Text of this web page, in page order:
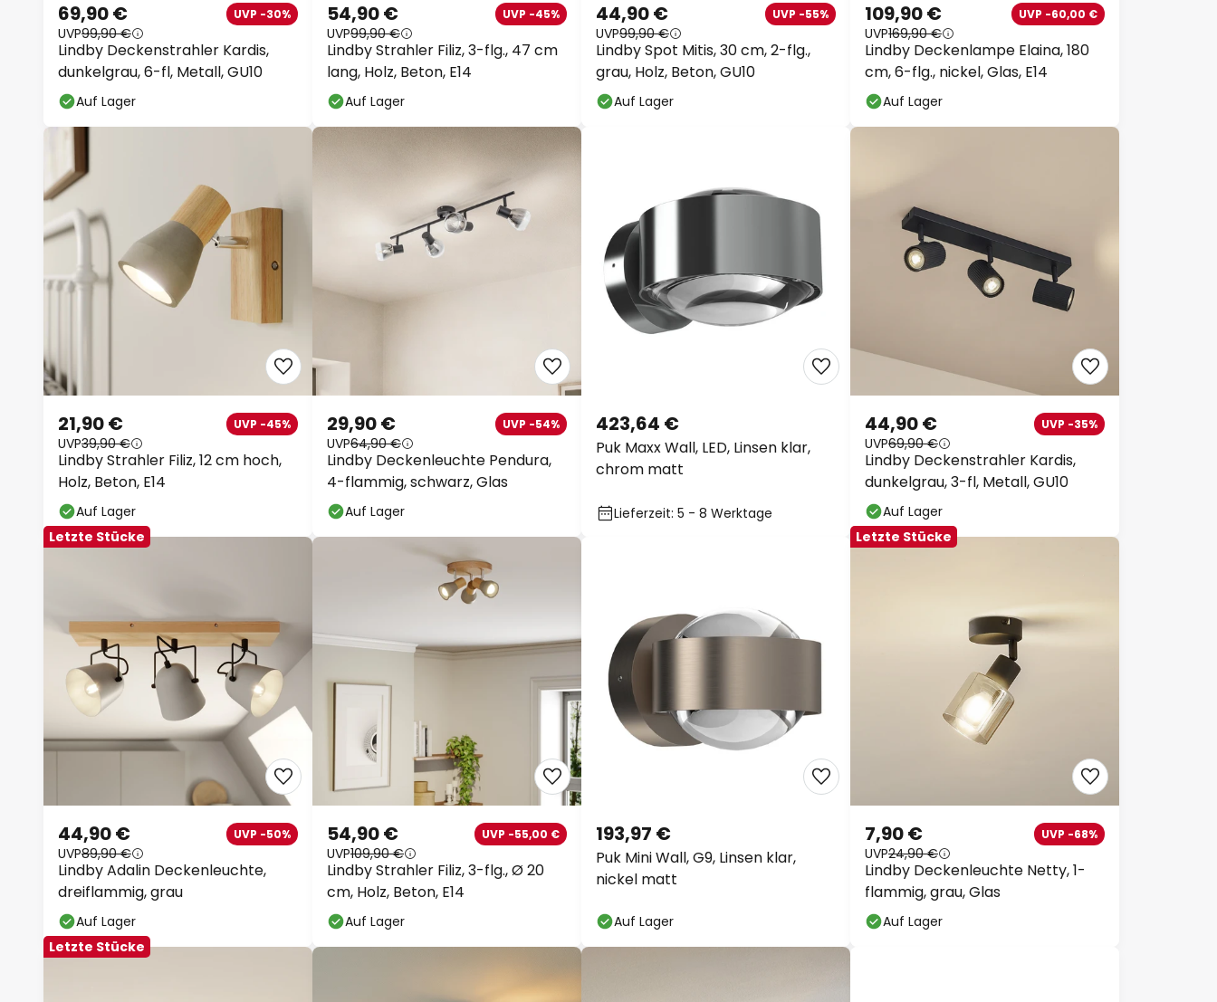
Lindby Deckenstrahler Kardis,
dunkelgrau, 6-fl, Metall, GU10
69,90 € UVP -30%
UVP99,90 €
Auf Lager
Lindby Strahler Filiz, 3-flg., 47 cm
lang, Holz, Beton, E14
54,90 € UVP -45%
UVP99,90 €
Auf Lager
Lindby Spot Mitis, 30 cm, 2-flg.,
grau, Holz, Beton, GU10
44,90 € UVP -55%
UVP99,90 €
Auf Lager
Lindby Deckenlampe Elaina, 180
cm, 6-flg., nickel, Glas, E14
109,90 € UVP -60,00 €
UVP169,90 €
Auf Lager
Lindby Strahler Filiz, 12 cm hoch,
Holz, Beton, E14
21,90 € UVP -45%
UVP39,90 €
Auf Lager
Lindby Deckenleuchte Pendura,
4-flammig, schwarz, Glas
29,90 € UVP -54%
UVP64,90 €
Auf Lager
Puk Maxx Wall, LED, Linsen klar,
chrom matt
423,64 €
Lieferzeit: 5 - 8 Werktage
Lindby Deckenstrahler Kardis,
dunkelgrau, 3-fl, Metall, GU10
44,90 € UVP -35%
UVP69,90 €
Auf Lager
Letzte Stücke
Lindby Adalin Deckenleuchte,
dreiflammig, grau
44,90 € UVP -50%
UVP89,90 €
Auf Lager
Lindby Strahler Filiz, 3-flg., Ø 20
cm, Holz, Beton, E14
54,90 € UVP -55,00 €
UVP109,90 €
Auf Lager
Puk Mini Wall, G9, Linsen klar,
nickel matt
193,97 €
Auf Lager
Letzte Stücke
Lindby Deckenleuchte Netty, 1-
flammig, grau, Glas
7,90 € UVP -68%
UVP24,90 €
Auf Lager
Letzte Stücke